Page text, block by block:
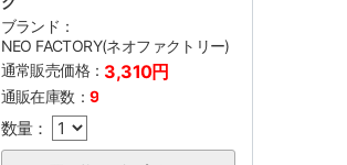
ブランド：
NEO FACTORY(ネオファクトリー)
通常販売価格： 3,310円
通販在庫数： 9
数量：